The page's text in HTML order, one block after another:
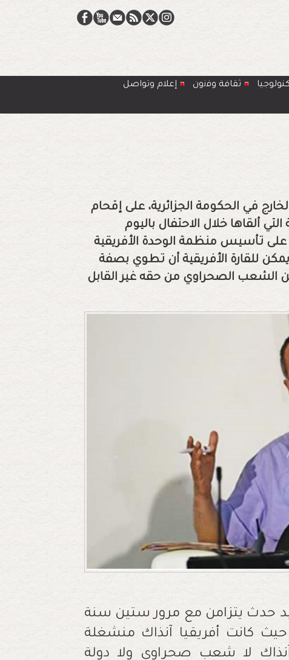
ﺛﻘﺎﻓﺔ وﻓﻧون
إعلام وتواصل
في الحكومة الجزائرية، على إقحام
ألقاها خلال الاحتفال باليوم
على تأسيس منظمة الوحدة الأفريقية
يمكن للقارة الأفريقية أن تطوي بصفة
الشعب الصحراوي من حقه غير القابل
حدث يتزامن مع مرور ستين سنة
كانت أفريقيا آنذاك منشغلة
آنذاك لا شعب صحراوي ولا دولة